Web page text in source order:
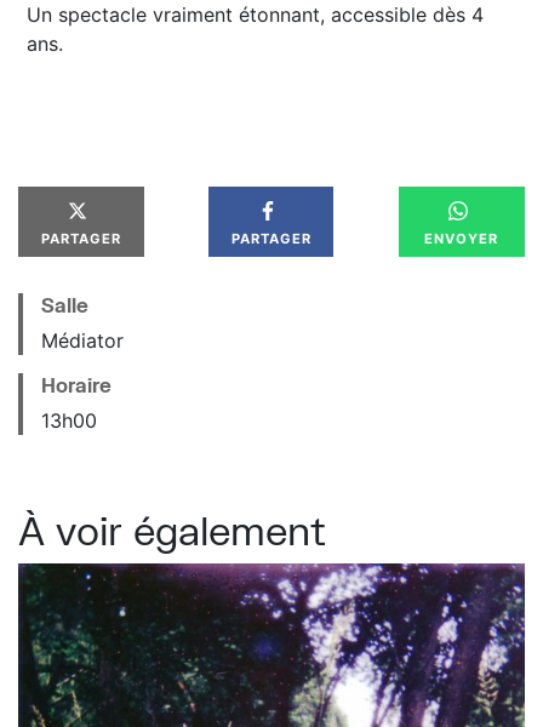
Un spectacle vraiment étonnant, accessible dès 4
ans.
PARTAGER PARTAGER ENVOYER
Salle
Médiator
Horaire
13h00
À voir également